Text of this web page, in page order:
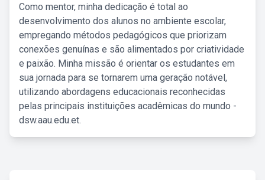
Como mentor, minha dedicação é total ao
desenvolvimento dos alunos no ambiente escolar,
empregando métodos pedagógicos que priorizam
conexões genuínas e são alimentados por criatividade
e paixão. Minha missão é orientar os estudantes em
sua jornada para se tornarem uma geração notável,
utilizando abordagens educacionais reconhecidas
pelas principais instituições acadêmicas do mundo -
dsw.aau.edu.et.